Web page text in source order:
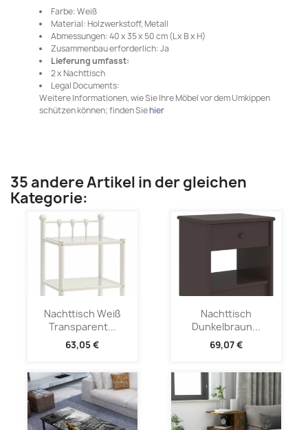
Farbe: Weiß
Material: Holzwerkstoff, Metall
Abmessungen: 40 x 35 x 50 cm (L x B x H)
Zusammenbau erforderlich: Ja
Lieferung umfasst:
2 x Nachttisch
Legal Documents:
Weitere Informationen, wie Sie Ihre Möbel vor dem Umkippen
schützen können; finden Siehier
35 andere Artikel in der gleichen
Kategorie:
Nachttisch Weiß
Transparent...
63,05 €
Nachttisch
Dunkelbraun...
69,07 €